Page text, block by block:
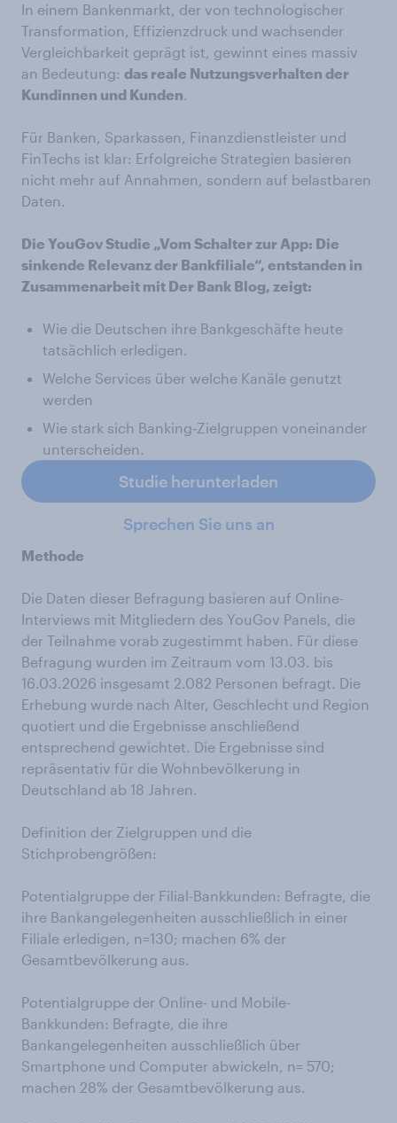
In einem Bankenmarkt, der von technologischer
Transformation, Effizienzdruck und wachsender
Vergleichbarkeit geprägt ist, gewinnt eines massiv
an Bedeutung: das reale Nutzungsverhalten der
Kundinnen und Kunden.
Für Banken, Sparkassen, Finanzdienstleister und
FinTechs ist klar: Erfolgreiche Strategien basieren
nicht mehr auf Annahmen, sondern auf belastbaren
Daten.
Die YouGov Studie „Vom Schalter zur App: Die
sinkende Relevanz der Bankfiliale“, entstanden in
Zusammenarbeit mit Der Bank Blog, zeigt:
Wie die Deutschen ihre Bankgeschäfte heute
tatsächlich erledigen.
Welche Services über welche Kanäle genutzt
werden
Wie stark sich Banking‑Zielgruppen voneinander
unterscheiden.
Studie herunterladen
Sprechen Sie uns an
Methode
Die Daten dieser Befragung basieren auf Online-
Interviews mit Mitgliedern des YouGov Panels, die
der Teilnahme vorab zugestimmt haben. Für diese
Befragung wurden im Zeitraum vom 13.03. bis
16.03.2026 insgesamt 2.082 Personen befragt. Die
Erhebung wurde nach Alter, Geschlecht und Region
quotiert und die Ergebnisse anschließend
entsprechend gewichtet. Die Ergebnisse sind
repräsentativ für die Wohnbevölkerung in
Deutschland ab 18 Jahren.
Definition der Zielgruppen und die
Stichprobengrößen:
Potentialgruppe der Filial-Bankkunden: Befragte, die
ihre Bankangelegenheiten ausschließlich in einer
Filiale erledigen, n=130; machen 6% der
Gesamtbevölkerung aus.
Potentialgruppe der Online- und Mobile-
Bankkunden: Befragte, die ihre
Bankangelegenheiten ausschließlich über
Smartphone und Computer abwickeln, n= 570;
machen 28% der Gesamtbevölkerung aus.